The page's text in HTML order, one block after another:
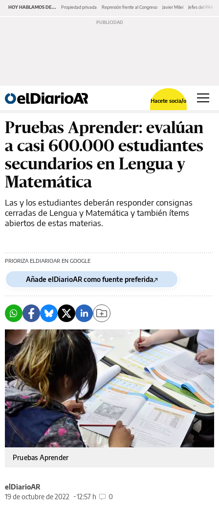
HOY HABLAMOS DE... Propiedad privada Represión frente al Congreso Javier Milei Jefes del PAMI
Hacete socia/o
Pruebas Aprender: evalúan
a casi 600.000 estudiantes
secundarios en Lengua y
Matemática
Las y los estudiantes deberán responder consignas
cerradas de Lengua y Matemática y también ítems
abiertos de estas materias.
PRIORIZA ELDIARIOAR EN GOOGLE
Añade elDiarioAR como fuente preferida
Pruebas Aprender
elDiarioAR
19 de octubre de 2022
12:57 h 0